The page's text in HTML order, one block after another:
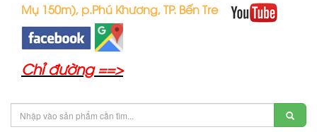
Mụ 150m), p.Phú Khương, TP. Bến Tre
Chỉ đường ==>